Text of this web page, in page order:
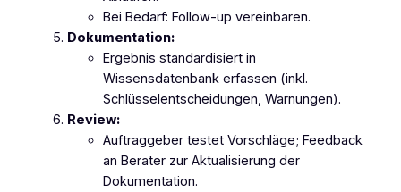
Bei Bedarf: Follow‑up vereinbaren.
Dokumentation:
Ergebnis standardisiert in
Wissensdatenbank erfassen (inkl.
Schlüsselentscheidungen, Warnungen).
Review:
Auftraggeber testet Vorschläge; Feedback
an Berater zur Aktualisierung der
Dokumentation.